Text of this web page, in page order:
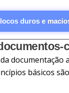
duros e
documentação
básicos